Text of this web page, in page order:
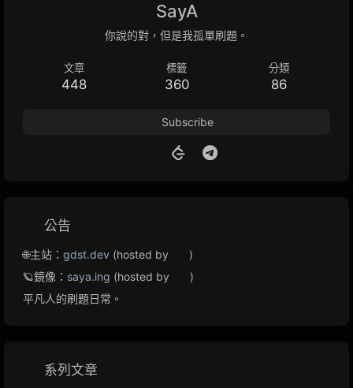
SayA
你說的對，但是我孤單刷題。
文章
448
標籤
360
分類
86
Subscribe
公告
🌐主站： gdst.dev (hosted by
)
🪐鏡像： saya.ing (hosted by
)
平凡人的刷題日常。
系列文章